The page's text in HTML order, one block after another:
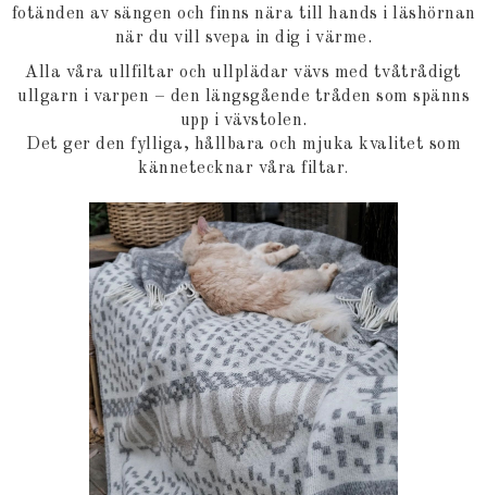
fotänden av sängen och finns nära till hands i läshörnan
när du vill svepa in dig i värme.
Alla våra ullfiltar och ullplädar vävs med tvåtrådigt
ullgarn i varpen – den längsgående tråden som spänns
upp i vävstolen.
Det ger den fylliga, hållbara och mjuka kvalitet som
kännetecknar våra filtar.